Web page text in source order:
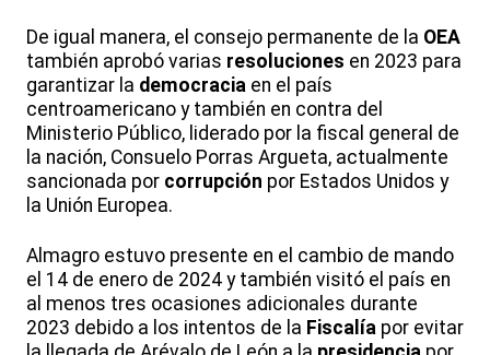
De igual manera, el consejo permanente de la OEA
también aprobó varias resoluciones en 2023 para
garantizar la democracia en el país
centroamericano y también en contra del
Ministerio Público, liderado por la fiscal general de
la nación, Consuelo Porras Argueta, actualmente
sancionada por corrupción por Estados Unidos y
la Unión Europea.
Almagro estuvo presente en el cambio de mando
el 14 de enero de 2024 y también visitó el país en
al menos tres ocasiones adicionales durante
2023 debido a los intentos de la Fiscalía por evitar